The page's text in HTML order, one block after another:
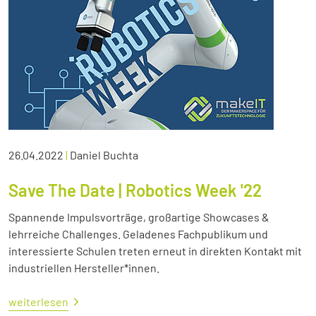
26.04.2022 | Daniel Buchta
Save The Date | Robotics Week '22
Spannende Impulsvorträge, großartige Showcases &
lehrreiche Challenges. Geladenes Fachpublikum und
interessierte Schulen treten erneut in direkten Kontakt mit
industriellen Hersteller*innen.
weiterlesen